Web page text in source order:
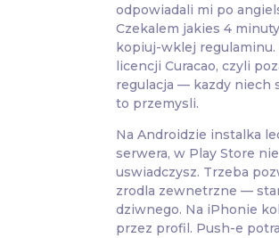
odpowiadali mi po
Czekalem jakies 4
kopiuj-wklej regulaminu.
licencji Curacao, czyli
regulacja — kazdy niech
to przemysli.
Na Androidzie instalka
serwera, w Play Store nie
uswiadczysz. Trzeba
zrodla zewnetrzne —
dziwnego. Na iPhonie
przez profil. Push-e